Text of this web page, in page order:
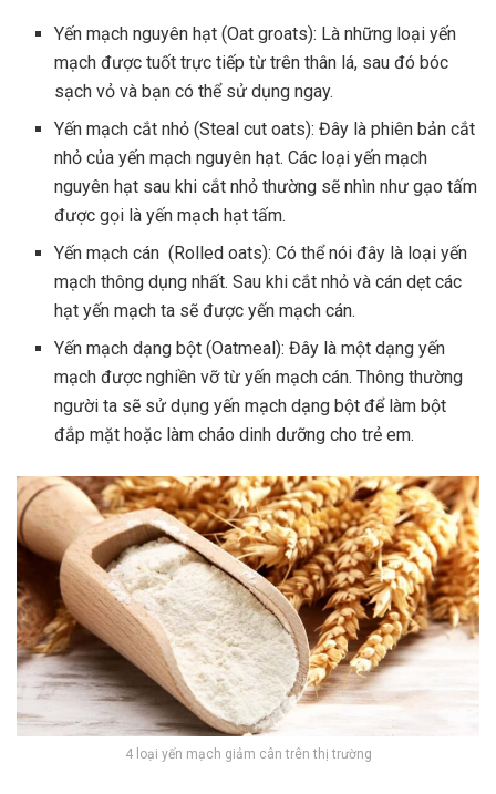
Yến mạch nguyên hạt (Oat groats): Là những loại yến
mạch được tuốt trực tiếp từ trên thân lá, sau đó bóc
sạch vỏ và bạn có thể sử dụng ngay.
Yến mạch cắt nhỏ (Steal cut oats): Đây là phiên bản cắt
nhỏ của yến mạch nguyên hạt. Các loại yến mạch
nguyên hạt sau khi cắt nhỏ thường sẽ nhìn như gạo tấm
được gọi là yến mạch hạt tấm.
Yến mạch cán (Rolled oats): Có thể nói đây là loại yến
mạch thông dụng nhất. Sau khi cắt nhỏ và cán dẹt các
hạt yến mạch ta sẽ được yến mạch cán.
Yến mạch dạng bột (Oatmeal): Đây là một dạng yến
mạch được nghiền vỡ từ yến mạch cán. Thông thường
người ta sẽ sử dụng yến mạch dạng bột để làm bột
đắp mặt hoặc làm cháo dinh dưỡng cho trẻ em.
4 loại yến mạch giảm cân trên thị trường